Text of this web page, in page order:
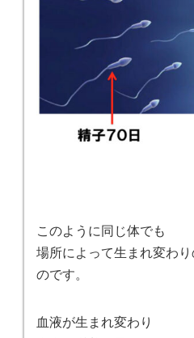
このように同じ体でも
場所によって生まれ変わ
のです。
血液が生まれ変わり